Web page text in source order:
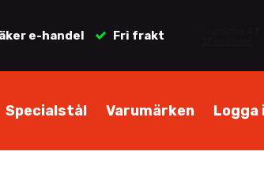
e-handel Fri frakt
Specialstål Varumärken Logga